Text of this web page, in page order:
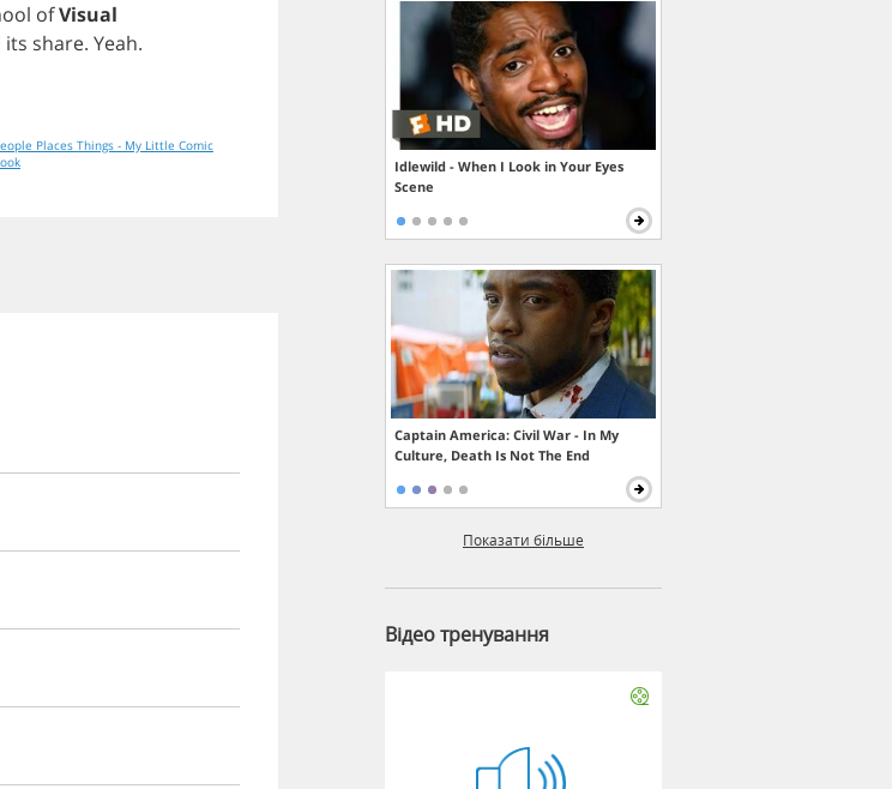
ofVisual
its share. Yeah.
Places Things - My Little Comic
Idlewild - When I Look in Your Eyes
Scene
Captain America: Civil War - In My
Culture, Death Is Not The End
Показати більше
Відео тренування